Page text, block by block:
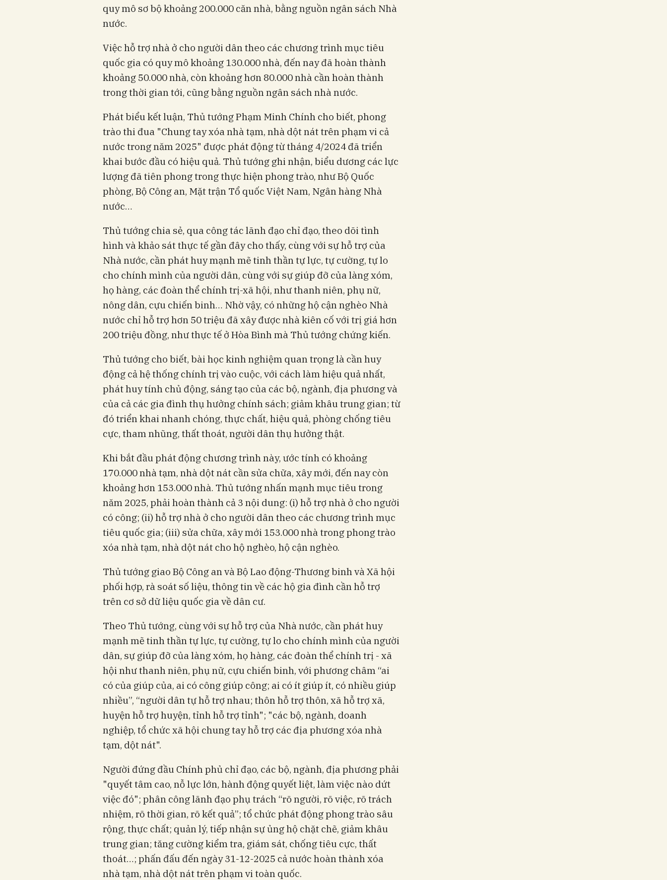
quy mô sơ bộ khoảng 200.000 căn nhà, bằng nguồn ngân sách Nhà
nước.
Việc hỗ trợ nhà ở cho người dân theo các chương trình mục tiêu
quốc gia có quy mô khoảng 130.000 nhà, đến nay đã hoàn thành
khoảng 50.000 nhà, còn khoảng hơn 80.000 nhà cần hoàn thành
trong thời gian tới, cũng bằng nguồn ngân sách nhà nước.
Phát biểu kết luận, Thủ tướng Phạm Minh Chính cho biết, phong
trào thi đua "Chung tay xóa nhà tạm, nhà dột nát trên phạm vi cả
nước trong năm 2025" được phát động từ tháng 4/2024 đã triển
khai bước đầu có hiệu quả. Thủ tướng ghi nhận, biểu dương các lực
lượng đã tiên phong trong thực hiện phong trào, như Bộ Quốc
phòng, Bộ Công an, Mặt trận Tổ quốc Việt Nam, Ngân hàng Nhà
nước…
Thủ tướng chia sẻ, qua công tác lãnh đạo chỉ đạo, theo dõi tình
hình và khảo sát thực tế gần đây cho thấy, cùng với sự hỗ trợ của
Nhà nước, cần phát huy mạnh mẽ tinh thần tự lực, tự cường, tự lo
cho chính mình của người dân, cùng với sự giúp đỡ của làng xóm,
họ hàng, các đoàn thể chính trị-xã hội, như thanh niên, phụ nữ,
nông dân, cựu chiến binh… Nhờ vậy, có những hộ cận nghèo Nhà
nước chỉ hỗ trợ hơn 50 triệu đã xây được nhà kiên cố với trị giá hơn
200 triệu đồng, như thực tế ở Hòa Bình mà Thủ tướng chứng kiến.
Thủ tướng cho biết, bài học kinh nghiệm quan trọng là cần huy
động cả hệ thống chính trị vào cuộc, với cách làm hiệu quả nhất,
phát huy tính chủ động, sáng tạo của các bộ, ngành, địa phương và
của cả các gia đình thụ hưởng chính sách; giảm khâu trung gian; từ
đó triển khai nhanh chóng, thực chất, hiệu quả, phòng chống tiêu
cực, tham nhũng, thất thoát, người dân thụ hưởng thật.
Khi bắt đầu phát động chương trình này, ước tính có khoảng
170.000 nhà tạm, nhà dột nát cần sửa chữa, xây mới, đến nay còn
khoảng hơn 153.000 nhà. Thủ tướng nhấn mạnh mục tiêu trong
năm 2025, phải hoàn thành cả 3 nội dung: (i) hỗ trợ nhà ở cho người
có công; (ii) hỗ trợ nhà ở cho người dân theo các chương trình mục
tiêu quốc gia; (iii) sửa chữa, xây mới 153.000 nhà trong phong trào
xóa nhà tạm, nhà dột nát cho hộ nghèo, hộ cận nghèo.
Thủ tướng giao Bộ Công an và Bộ Lao động-Thương binh và Xã hội
phối hợp, rà soát số liệu, thông tin về các hộ gia đình cần hỗ trợ
trên cơ sở dữ liệu quốc gia về dân cư.
Theo Thủ tướng, cùng với sự hỗ trợ của Nhà nước, cần phát huy
mạnh mẽ tinh thần tự lực, tự cường, tự lo cho chính mình của người
dân, sự giúp đỡ của làng xóm, họ hàng, các đoàn thể chính trị - xã
hội như thanh niên, phụ nữ, cựu chiến binh, với phương châm “ai
có của giúp của, ai có công giúp công; ai có ít giúp ít, có nhiều giúp
nhiều”, “người dân tự hỗ trợ nhau; thôn hỗ trợ thôn, xã hỗ trợ xã,
huyện hỗ trợ huyện, tỉnh hỗ trợ tỉnh"; "các bộ, ngành, doanh
nghiệp, tổ chức xã hội chung tay hỗ trợ các địa phương xóa nhà
tạm, dột nát".
Người đứng đầu Chính phủ chỉ đạo, các bộ, ngành, địa phương phải
"quyết tâm cao, nỗ lực lớn, hành động quyết liệt, làm việc nào dứt
việc đó"; phân công lãnh đạo phụ trách “rõ người, rõ việc, rõ trách
nhiệm, rõ thời gian, rõ kết quả”; tổ chức phát động phong trào sâu
rộng, thực chất; quản lý, tiếp nhận sự ủng hộ chặt chẽ, giảm khâu
trung gian; tăng cường kiểm tra, giám sát, chống tiêu cực, thất
thoát…; phấn đấu đến ngày 31-12-2025 cả nước hoàn thành xóa
nhà tạm, nhà dột nát trên phạm vi toàn quốc.